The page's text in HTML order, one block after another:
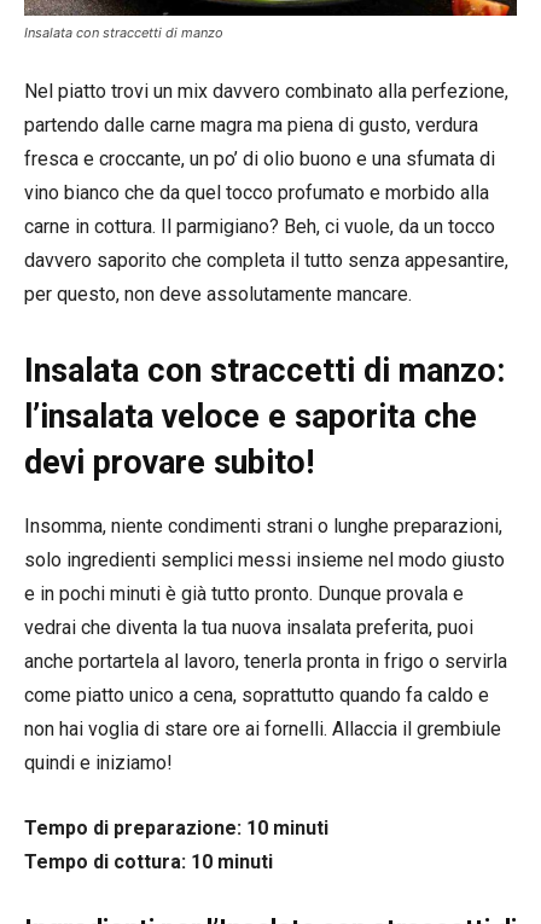
Insalata con straccetti di manzo
Nel piatto trovi un mix davvero combinato alla perfezione,
partendo dalle carne magra ma piena di gusto, verdura
fresca e croccante, un po’ di olio buono e una sfumata di
vino bianco che da quel tocco profumato e morbido alla
carne in cottura. Il parmigiano? Beh, ci vuole, da un tocco
davvero saporito che completa il tutto senza appesantire,
per questo, non deve assolutamente mancare.
Insalata con straccetti di manzo:
l’insalata veloce e saporita che
devi provare subito!
Insomma, niente condimenti strani o lunghe preparazioni,
solo ingredienti semplici messi insieme nel modo giusto
e in pochi minuti è già tutto pronto. Dunque provala e
vedrai che diventa la tua nuova insalata preferita, puoi
anche portartela al lavoro, tenerla pronta in frigo o servirla
come piatto unico a cena, soprattutto quando fa caldo e
non hai voglia di stare ore ai fornelli. Allaccia il grembiule
quindi e iniziamo!
Tempo di preparazione: 10 minuti
Tempo di cottura: 10 minuti